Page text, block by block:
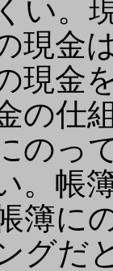
い。
現金
現金
の仕
のっ
。帳
簿
グだ